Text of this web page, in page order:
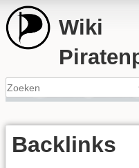
Wiki
Backlinks